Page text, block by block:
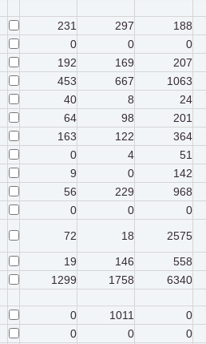
231 297 188
0 0 0
192 169 207
453 667 1063
40 8 24
64 98 201
163 122 364
0 4 51
9 0 142
56 229 968
0 0 0
72 18 2575
19 146 558
1299 1758 6340
0 1011 0
0 0 0